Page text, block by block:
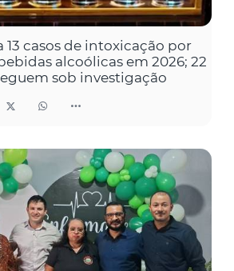
13 casos de intoxicação por
alcoólicas em 2026; 22
sob investigação